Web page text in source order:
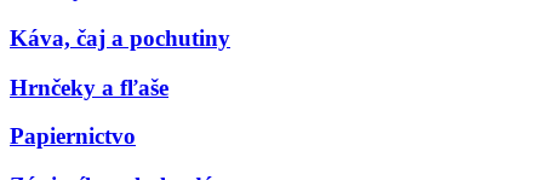
Káva, čaj a pochutiny
Hrnčeky a fľaše
Papiernictvo